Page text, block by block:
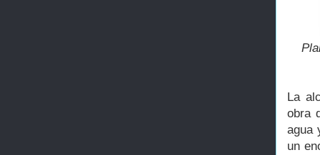
La
obra
agua
un